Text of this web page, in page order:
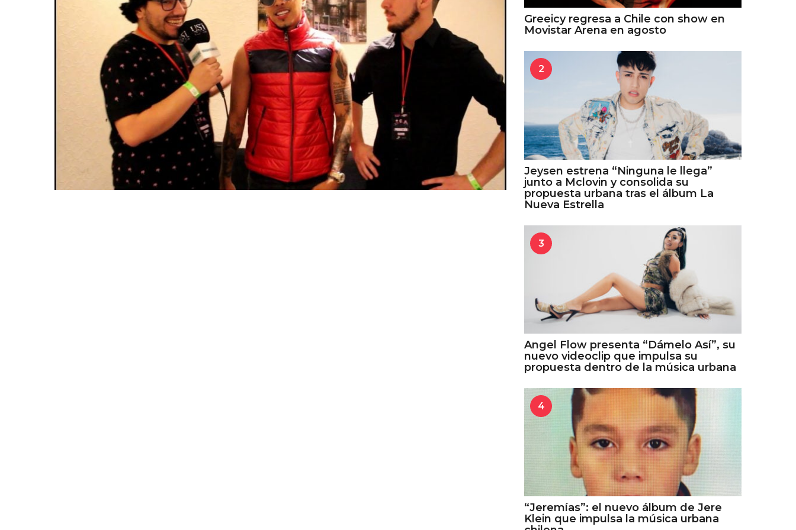
Greeicy regresa a Chile con show en
Movistar Arena en agosto
2
Jeysen estrena “Ninguna le llega”
junto a Mclovin y consolida su
propuesta urbana tras el álbum La
Nueva Estrella
3
Angel Flow presenta “Dámelo Así”, su
nuevo videoclip que impulsa su
propuesta dentro de la música urbana
4
“Jeremías”: el nuevo álbum de Jere
Klein que impulsa la música urbana